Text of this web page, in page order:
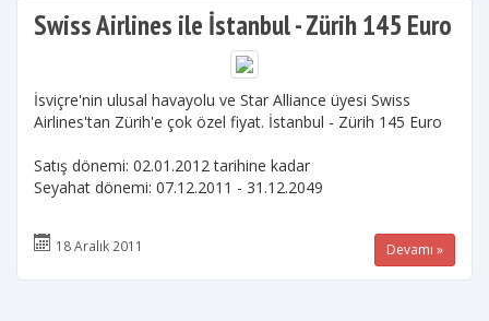
Swiss Airlines ile İstanbul - Zürih 145 Euro
İsviçre'nin ulusal havayolu ve Star Alliance üyesi Swiss
Airlines'tan Zürih'e çok özel fiyat. İstanbul - Zürih 145 Euro
Satış dönemi: 02.01.2012 tarihine kadar
Seyahat dönemi: 07.12.2011 - 31.12.2049
18 Aralık 2011 Devamı »